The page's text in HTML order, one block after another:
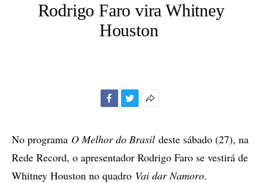
Rodrigo Faro vira Whitney
Houston
compartilhamento
No programa O Melhor do Brasil deste sábado (27), na
Rede Record, o apresentador Rodrigo Faro se vestirá de
Whitney Houston no quadro Vai dar Namoro.